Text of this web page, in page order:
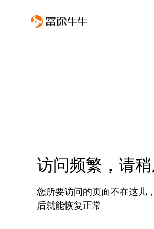
访问频繁，请
您所要访问的页面不在这儿
后就能恢复正常